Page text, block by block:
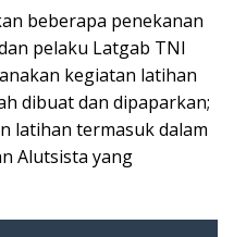
beberapa penekanan
pelaku Latgab TNI
kegiatan latihan
dibuat dan dipaparkan;
latihan termasuk dalam
Alutsista yang